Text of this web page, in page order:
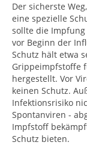
Der sicherste
eine spezielle
sollte die Impfung
vor Beginn der
Schutz hält etwa
Grippeimpfstoffe
hergestellt. Vor
keinen Schutz.
Infektionsrisiko
Spontanviren -
Impfstoff
Schutz bieten.